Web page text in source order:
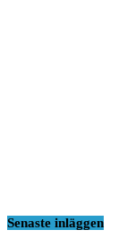
Senaste inläggen